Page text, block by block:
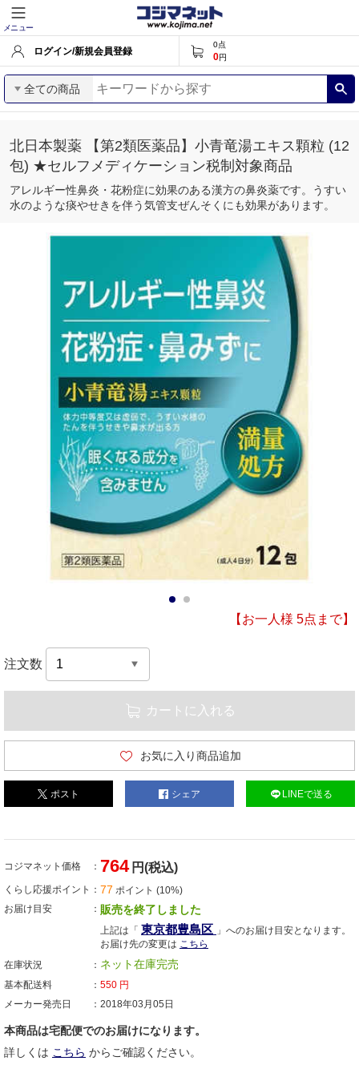
メニュー
ログイン/新規会員登録
0点
0円
全ての商品
北日本製薬 【第2類医薬品】小青竜湯エキス顆粒 (12
包) ★セルフメディケーション税制対象商品
アレルギー性鼻炎・花粉症に効果のある漢方の鼻炎薬です。うすい
水のような痰やせきを伴う気管支ぜんそくにも効果があります。
【お一人様 5点まで】
注文数
カートに入れる
お気に入り商品追加
ポスト シェア LINEで送る
コジマネット価格 764 円(税込)
くらし応援ポイント 77 ポイント (10%)
お届け目安
販売を終了しました
上記は「 東京都豊島区 」へのお届け目安となります。
お届け先の変更は こちら
在庫状況
ネット在庫完売
基本配送料 550 円
メーカー発売日
2018年03月05日
本商品は宅配便でのお届けになります。
詳しくは こちら からご確認ください。